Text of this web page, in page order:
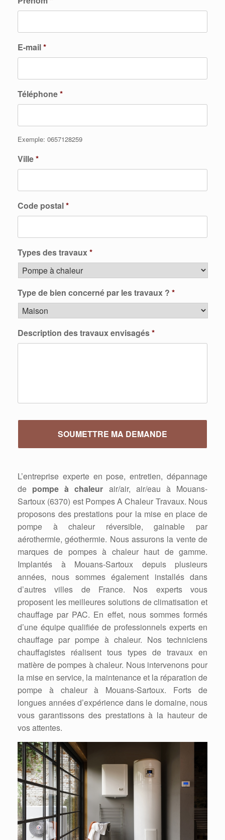
E-mail*
Téléphone*
Exemple: 0657128259
Ville*
Code postal*
Types des travaux*
Type de bien concerné par les travaux ? *
Description des travaux envisagés*
L’entreprise experte en pose, entretien, dépannage
de pompe à chaleur air/air, air/eau à Mouans-
Sartoux (6370) est Pompes A Chaleur Travaux. Nous
proposons des prestations pour la mise en place de
pompe à chaleur réversible, gainable par
aérothermie, géothermie. Nous assurons la vente de
marques de pompes à chaleur haut de gamme.
Implantés à Mouans-Sartoux depuis plusieurs
années, nous sommes également installés dans
d’autres villes de France. Nos experts vous
proposent les meilleures solutions de climatisation et
chauffage par PAC. En effet, nous sommes formés
d’une équipe qualifiée de professionnels experts en
chauffage par pompe à chaleur. Nos techniciens
chauffagistes réalisent tous types de travaux en
matière de pompes à chaleur. Nous intervenons pour
la mise en service, la maintenance et la réparation de
pompe à chaleur à Mouans-Sartoux. Forts de
longues années d’expérience dans le domaine, nous
vous garantissons des prestations à la hauteur de
vos attentes.